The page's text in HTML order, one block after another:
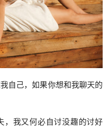
自己，如果你想和我聊天的
，我又何必自讨没趣的讨好